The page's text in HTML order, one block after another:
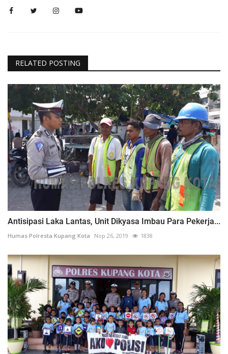
RELATED POSTING
Antisipasi Laka Lantas, Unit Dikyasa Imbau Para Pekerja...
Humas Polresta Kupang Kota Nop 26, 2019 1838